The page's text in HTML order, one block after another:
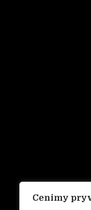
Cenimy